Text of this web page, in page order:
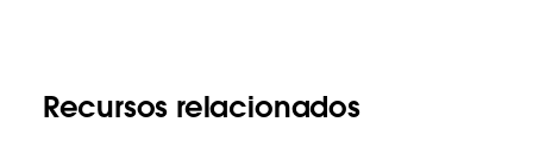
Recursos relacionados